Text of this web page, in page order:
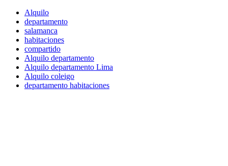
Alquilo
departamento
salamanca
habitaciones
compartido
Alquilo departamento
Alquilo departamento Lima
Alquilo coleigo
departamento habitaciones